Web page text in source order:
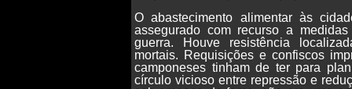
O abastecimento alimentar às
assegurado com recurso a
guerra. Houve resistência
mortais. Requisições e confiscos
camponeses tinham de ter para
círculo vicioso entre repressão e